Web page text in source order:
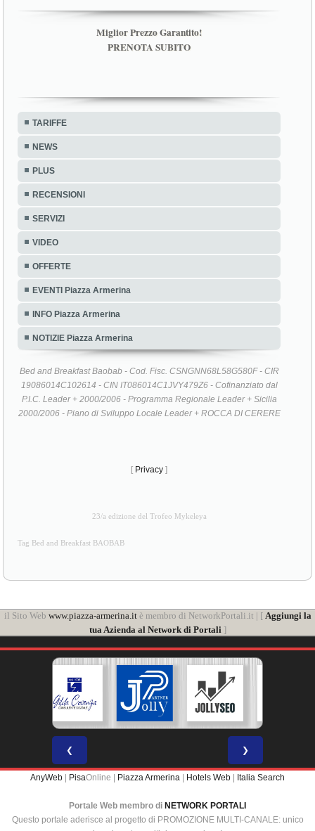
Miglior Prezzo Garantito!
PRENOTA SUBITO
TARIFFE
NEWS
PLUS
RECENSIONI
SERVIZI
VIDEO
OFFERTE
EVENTI Piazza Armerina
INFO Piazza Armerina
NOTIZIE Piazza Armerina
Bed and Breakfast Baobab - Cod. Fisc. CSNGNN68L58G580F - CIR
19086014C102614 - CIN IT086014C1JVY479Z6 - Cofinanziato dal
P.I.C. Leader + 2000/2006 - Programma Regionale Leader + Sicilia
2000/2006 - Piano di Sviluppo Locale Leader + ROCCA DI CERERE
[ Privacy ]
23/a edizione del Trofeo Mykeleya
Tag Bed and Breakfast BAOBAB
il Sito Web www.piazza-armerina.itè membro di NetworkPortali.it | [ Aggiungi la
tua Azienda al Network di Portali ]
❮ ❯
AnyWeb PisaOnline | Piazza Armerina Hotels Web Italia Search
Portale Web membro di NETWORK PORTALI
Questo portale aderisce al progetto di PROMOZIONE MULTI-CANALE: unico